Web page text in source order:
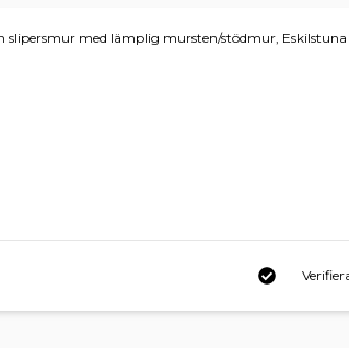
slipersmur med lämplig mursten/stödmur, Eskilstuna